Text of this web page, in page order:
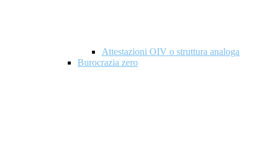
Attestazioni OIV o struttura analoga
Burocrazia zero